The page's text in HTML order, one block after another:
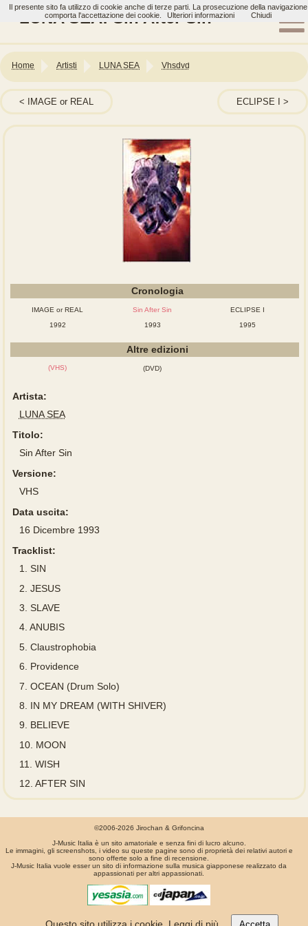
LUNA SEA: Sin After Sin
Home Artisti LUNA SEA Vhsdvd
IMAGE or REAL ECLIPSE I
Cronologia
IMAGE or REAL
1992
Sin After Sin
1993
ECLIPSE I
1995
Altre edizioni
(VHS) (DVD)
Artista:
LUNA SEA
Titolo:
Sin After Sin
Versione:
VHS
Data uscita:
16 Dicembre 1993
Tracklist:
1.
SIN
2. JESUS
3. SLAVE
4. ANUBIS
5. Claustrophobia
6.
Providence
7. OCEAN (Drum Solo)
8.
IN MY DREAM (WITH SHIVER)
9. BELIEVE
10. MOON
11.
WISH
12. AFTER SIN
©2006-2026 Jirochan & Grifoncina
J-Music Italia è un sito amatoriale e senza fini di lucro alcuno.
Le immagini, gli screenshots, i video su queste pagine sono di proprietà dei relativi autori e
sono offerte solo a fine di recensione.
J-Music Italia vuole esser un sito di informazione sulla musica giapponese realizzato da
appassionati per altri appassionati.
Il presente sito fa utilizzo di cookie anche di terze parti. La prosecuzione della navigazione
comporta l'accettazione dei cookie.
Ulteriori informazioni Chiudi